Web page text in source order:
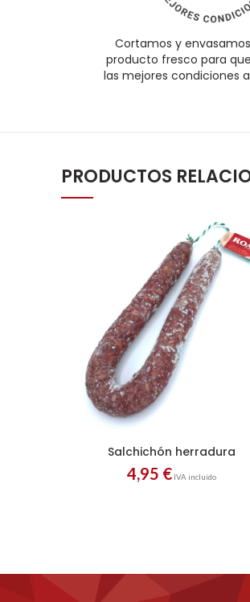
Cortamos y
producto fresco para
las mejores condiciones
PRODUCTOS
Salchichón herradura
4,95 € IVA incluido